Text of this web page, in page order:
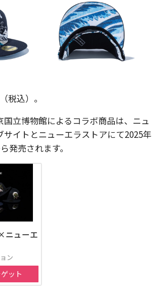
税込）。
国立博物館によるコラボ商品は、ニュ
サイトとニューエラストアにて2025年
発売されます。
ニューエ
ン
ット